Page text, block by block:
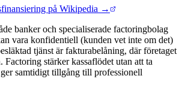
på Wikipedia →
banker och specialiserade factoringbolag
vara konfidentiell (kunden vet inte om det)
tjänst är fakturabelåning, där företaget
Factoring stärker kassaflödet utan att ta
samtidigt tillgång till professionell